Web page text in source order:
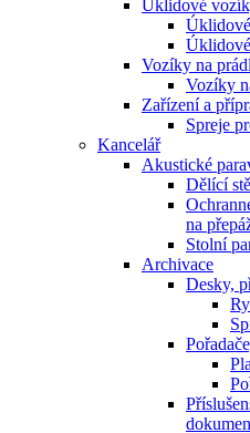
Úklidové
Vozíky na
Vozíky
Zařízení a
Spreje
Kancelář
Akustické
Dělící
na
Stolní
Archivace
Desky,